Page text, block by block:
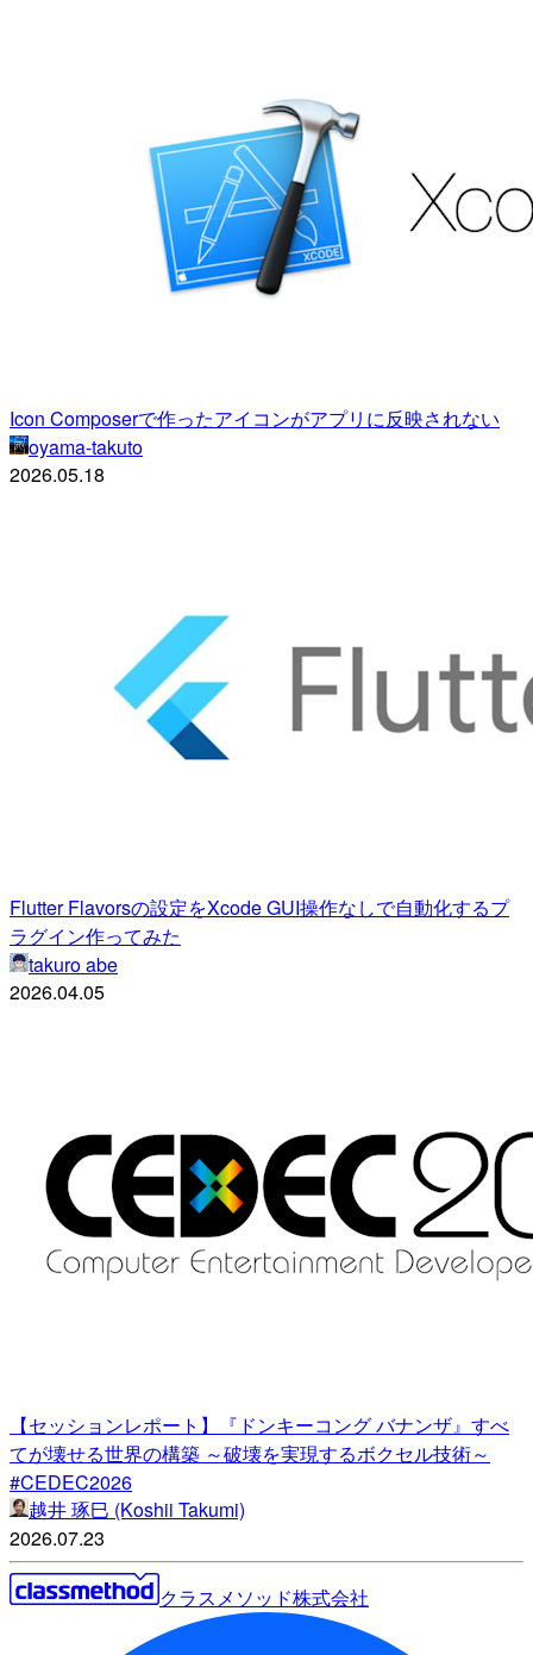
Icon Composerで作ったアイコンがアプリに反映されない
oyama-takuto
2026.05.18
Flutter Flavorsの設定をXcode GUI操作なしで自動化するプ
ラグイン作ってみた
takuro abe
2026.04.05
【セッションレポート】『ドンキーコング バナンザ』すべ
てが壊せる世界の構築 ～破壊を実現するボクセル技術～
#CEDEC2026
越井 琢巳 (Koshii Takumi)
2026.07.23
クラスメソッド株式会社